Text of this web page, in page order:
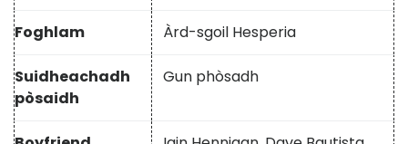
Foghlam Àrd-sgoil Hesperia
Suidheachadh
pòsaidh
Gun phòsadh